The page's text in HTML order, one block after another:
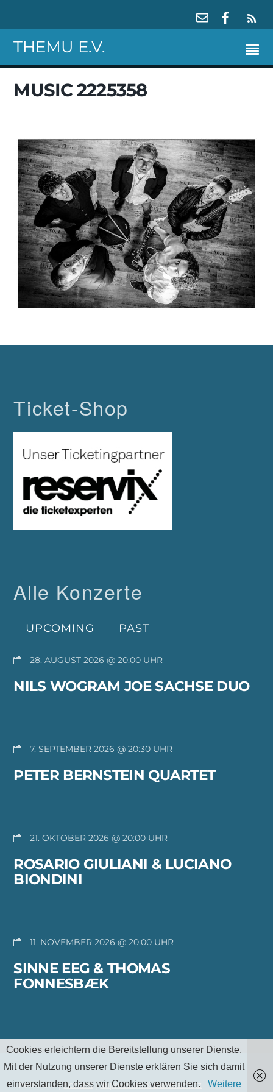
THEMU E.V.
MUSIC 2225358
Ticket-Shop
Alle Konzerte
UPCOMING PAST
28. AUGUST 2026 @ 20:00
NILS WOGRAM JOE SACHSE DUO
7. SEPTEMBER 2026 @ 20:30
PETER BERNSTEIN QUARTET
21. OKTOBER 2026 @ 20:00
ROSARIO GIULIANI & LUCIANO
BIONDINI
11. NOVEMBER 2026 @ 20:00
SINNE EEG & THOMAS
FONNESBÆK
TheMu e.V |Kontakt|Impressum & Datenschutz
Cookies erleichtern die Bereitstellung unserer Dienste.
Mit der Nutzung unserer Dienste erklären Sie sich damit
einverstanden, dass wir Cookies verwenden.
Weitere